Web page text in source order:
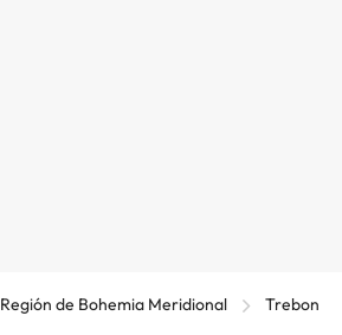
Región de Bohemia Meridional Trebon